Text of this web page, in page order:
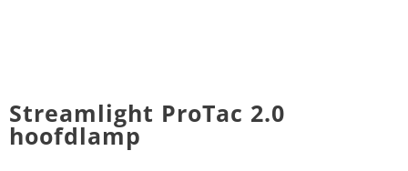
Streamlight ProTac 2.0
hoofdlamp